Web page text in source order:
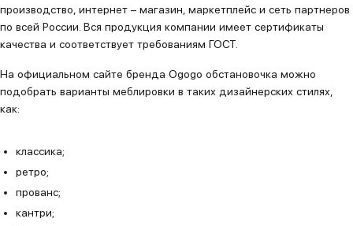
производство, интернет – магазин, маркетплейс и сеть партнеров
по всей России. Вся продукция компании имеет сертификаты
качества и соответствует требованиям ГОСТ.
На официальном сайте бренда Ogogo обстановочка можно
подобрать варианты меблировки в таких дизайнерских стилях,
как:
классика;
ретро;
прованс;
кантри;